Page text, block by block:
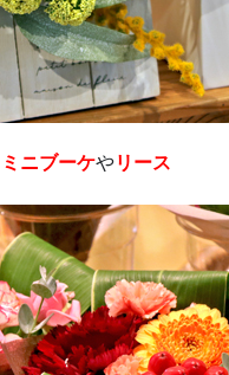
ミニブーケやリース